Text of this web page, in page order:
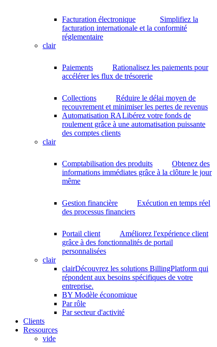
Facturation électronique
Simplifiez la
facturation internationale et la conformité
réglementaire
clair
Paiements
Rationalisez les paiements pour
accélérer les flux de trésorerie
Collections
Réduire le délai moyen de
recouvrement et minimiser les pertes de revenus
Automatisation RALibérez votre fonds de
roulement grâce à une automatisation puissante
des comptes clients
clair
Comptabilisation des produits
Obtenez des
informations immédiates grâce à la clôture le jour
même
Gestion financière
Exécution en temps réel
des processus financiers
Portail client
Améliorez l'expérience client
grâce à des fonctionnalités de portail
personnalisées
clair
clairDécouvrez les solutions BillingPlatform qui
répondent aux besoins spécifiques de votre
entreprise.
BY Modèle économique
Par rôle
Par secteur d'activité
Clients
Ressources
vide